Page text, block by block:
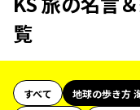
覧
すべて 地球の歩き方